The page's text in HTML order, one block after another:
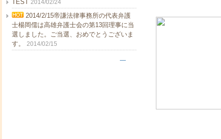
TEST 2014/02/24
2014/2/15帝謙法律事務所の代表弁護
士楊岡儒は高雄弁護士会の第13回理事に当
選しました。ご当選、おめでとうございま
す。 2014/02/15